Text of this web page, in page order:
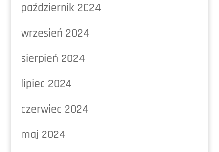
październik 2024
wrzesień 2024
sierpień 2024
lipiec 2024
czerwiec 2024
maj 2024